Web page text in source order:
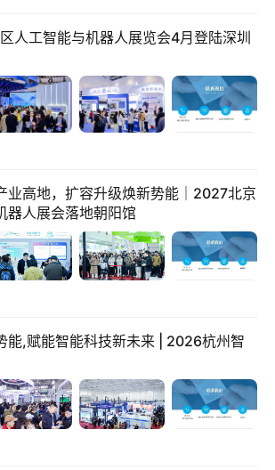
人工智能与机器人展览会4月登陆深圳
业高地，扩容升级焕新势能｜2027北京
器人展会落地朝阳馆
能,赋能智能科技新未来 | 2026杭州智